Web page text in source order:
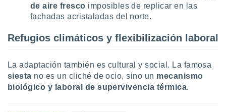
de aire fresco imposibles de replicar en las
fachadas acristaladas del norte.
Refugios climáticos y flexibilización laboral
La adaptación también es cultural y social. La famosa
siesta no es un cliché de ocio, sino un mecanismo
biológico y laboral de supervivencia térmica.